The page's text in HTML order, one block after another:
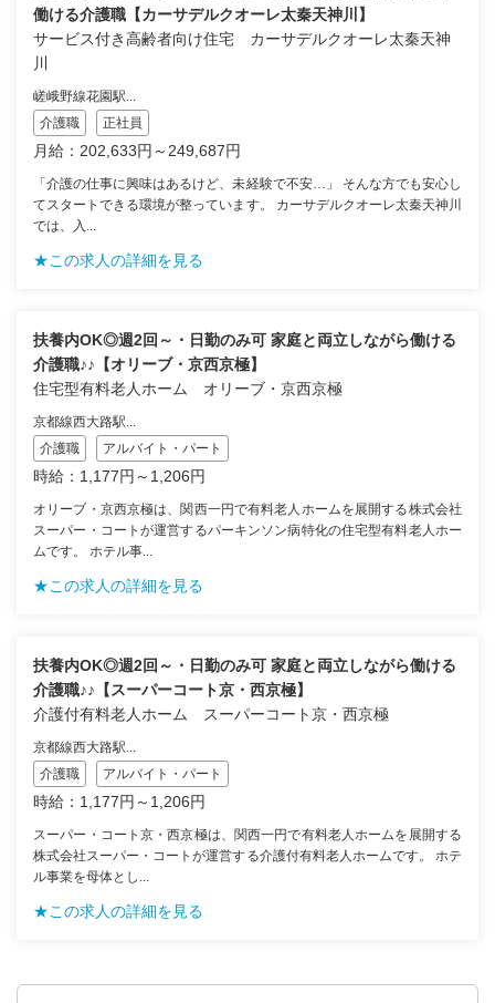
働ける介護職【カーサデルクオーレ太秦天神川】
サービス付き高齢者向け住宅 カーサデルクオーレ太秦天神
川
嵯峨野線花園駅...
介護職
正社員
月給：202,633円～249,687円
「介護の仕事に興味はあるけど、未経験で不安…」 そんな方でも安心し
てスタートできる環境が整っています。 カーサデルクオーレ太秦天神川
では、入...
★この求人の詳細を見る
扶養内OK◎週2回～・日勤のみ可 家庭と両立しながら働ける
介護職♪♪【オリーブ・京西京極】
住宅型有料老人ホーム オリーブ・京西京極
京都線西大路駅...
介護職
アルバイト・パート
時給：1,177円～1,206円
オリーブ・京西京極は、関西一円で有料老人ホームを展開する株式会社
スーパー・コートが運営するパーキンソン病特化の住宅型有料老人ホー
ムです。 ホテル事...
★この求人の詳細を見る
扶養内OK◎週2回～・日勤のみ可 家庭と両立しながら働ける
介護職♪♪【スーパーコート京・西京極】
介護付有料老人ホーム スーパーコート京・西京極
京都線西大路駅...
介護職
アルバイト・パート
時給：1,177円～1,206円
スーパー・コート京・西京極は、関西一円で有料老人ホームを展開する
株式会社スーパー・コートが運営する介護付有料老人ホームです。 ホテ
ル事業を母体とし...
★この求人の詳細を見る